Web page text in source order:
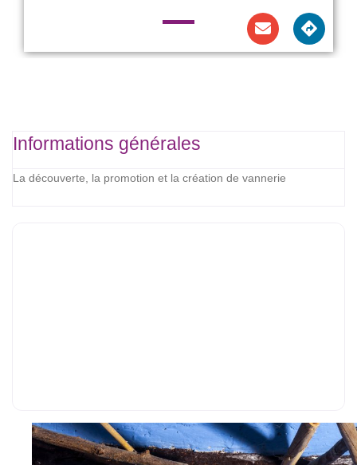
Informations générales
La découverte, la promotion et la création de vannerie